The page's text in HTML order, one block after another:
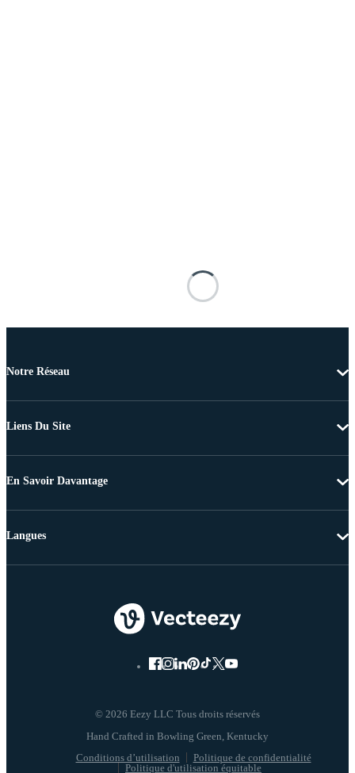
Notre Réseau
Liens Du Site
En Savoir Davantage
© 2026 Eezy LLC Tous droits réservés
Conditions d’utilisation
Politique de confidentialité
Politique d'utilisation équitable
Langues